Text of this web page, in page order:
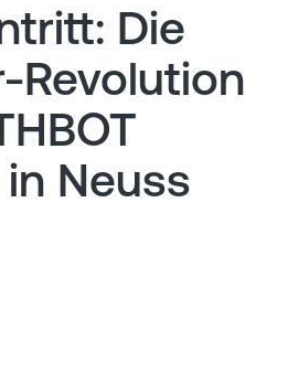
Die
Revolution
Neuss